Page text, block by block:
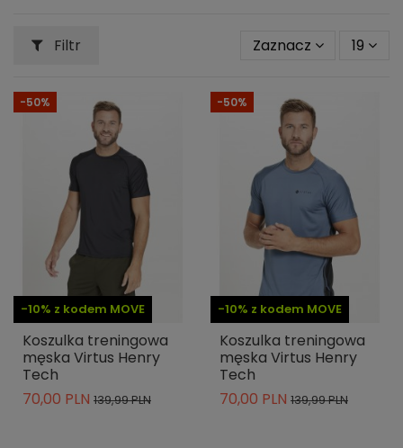
Filtr Zaznacz 19
-10% z kodem MOVE
-50%
Koszulka treningowa
męska Virtus Henry
Tech
70,00 PLN 139,99 PLN
-10% z kodem MOVE
-50%
Koszulka treningowa
męska Virtus Henry
Tech
70,00 PLN 139,99 PLN